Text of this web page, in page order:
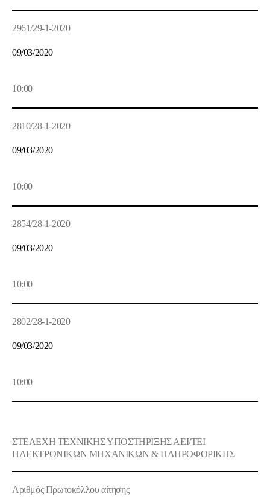
2961/29-1-2020
09/03/2020
10:00
2810/28-1-2020
09/03/2020
10:00
2854/28-1-2020
09/03/2020
10:00
2802/28-1-2020
09/03/2020
10:00
ΣΤΕΛΕΧΗ ΤΕΧΝΙΚΗΣ ΥΠΟΣΤΗΡΙΞΗΣ ΑΕΙ/ΤΕΙ
ΗΛΕΚΤΡΟΝΙΚΩΝ ΜΗΧΑΝΙΚΩΝ & ΠΛΗΡΟΦΟΡΙΚΗΣ
Αριθμός Πρωτοκόλλου αίτησης